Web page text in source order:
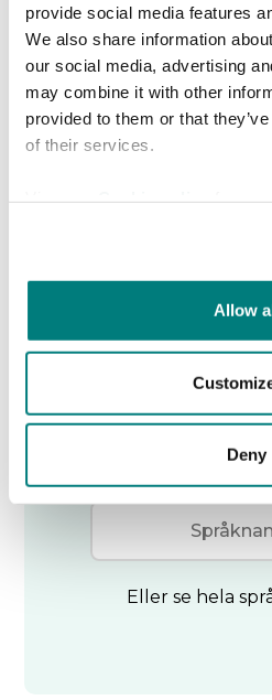
provide social media features
We also share information
our social media, advertising
may combine it with other
provided to them or that
of their services.
Allow
Deny
Utforska
Utforska
Care to Translate
på 130+ språk
verifierade språk
Eller se hela